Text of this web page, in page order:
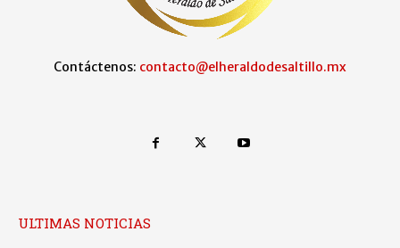
Contáctenos: contacto@elheraldodesaltillo.mx
ULTIMAS NOTICIAS